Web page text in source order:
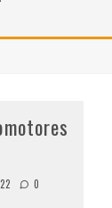
0